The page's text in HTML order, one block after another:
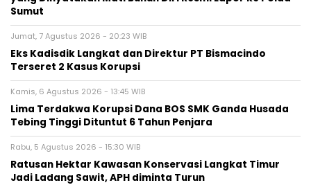
Sumut
Jumat, 7 Agustus 2026 - 20:23 WIB
Eks Kadisdik Langkat dan Direktur PT Bismacindo
Terseret 2 Kasus Korupsi
Kamis, 6 Agustus 2026 - 13:45 WIB
Lima Terdakwa Korupsi Dana BOS SMK Ganda Husada
Tebing Tinggi Dituntut 6 Tahun Penjara
Rabu, 5 Agustus 2026 - 15:30 WIB
Ratusan Hektar Kawasan Konservasi Langkat Timur
Jadi Ladang Sawit, APH diminta Turun